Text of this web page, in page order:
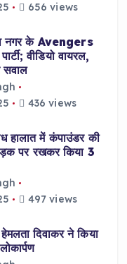
656 views
नगर के Avengers
वीडियो वायरल,
सवाल
436 views
में कंपाउंडर की
पर रखकर किया 3
497 views
दिवाकर ने किया